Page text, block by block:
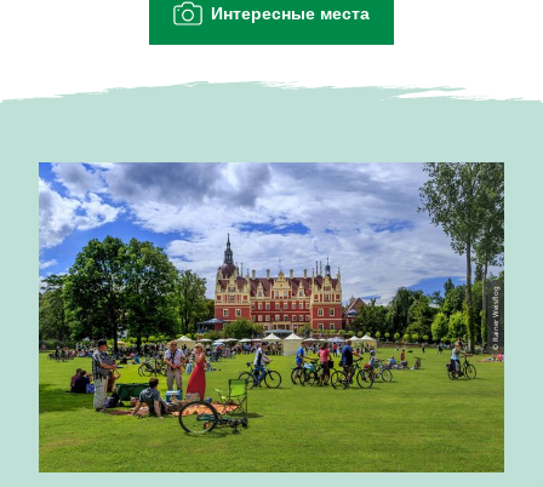
Интересные места
© Rainer Weisflog